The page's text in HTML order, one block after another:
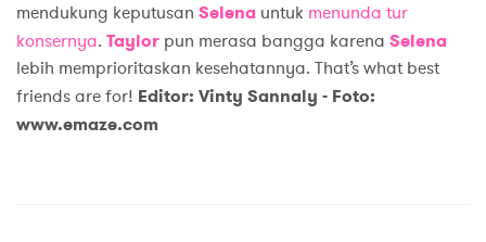
mendukung keputusan Selena untuk menunda tur
konsernya. Taylor pun merasa bangga karena Selena
lebih memprioritaskan kesehatannya. That’s what best
friends are for! Editor: Vinty Sannaly - Foto:
www.emaze.com